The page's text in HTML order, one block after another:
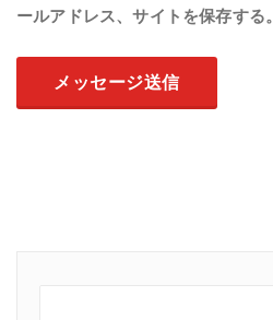
ールアドレス、サイトを保存する。